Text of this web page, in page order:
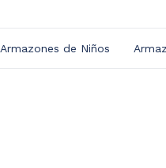
Armazones de Niños